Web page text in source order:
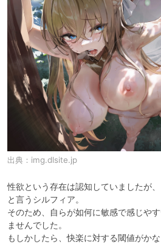
出典： img.dlsite.jp
性欲という存在は認知していましたが
と言うシルフィア。
そのため、自らが如何に敏感で感じや
ませんでした。
もしかしたら、快楽に対する閾値がか